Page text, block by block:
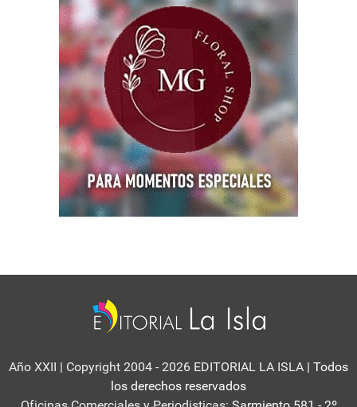
Año XXII | Copyright 2004 - 2026 EDITORIAL LA ISLA | Todos
los derechos reservados